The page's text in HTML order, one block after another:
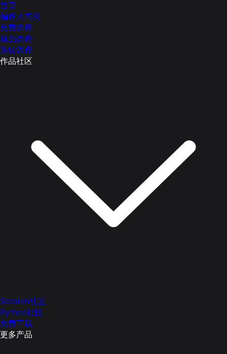
首页
编程大闯关
免费课程
精品课程
系统课程
作品社区
Scratch社区
Python社区
免费下载
更多产品